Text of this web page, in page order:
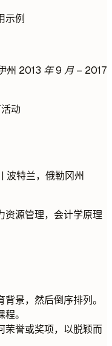
示例
州 2013 年 9 月 – 2017
动
波特兰，俄勒冈州
资源管理，会计学原理
景，然后倒序排列。
。
荣誉或奖项，以脱颖而